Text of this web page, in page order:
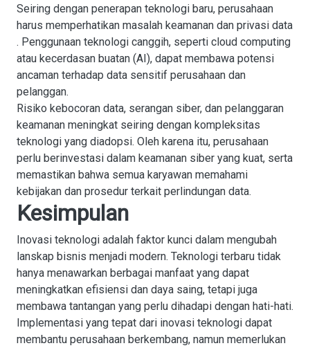
Seiring dengan penerapan teknologi baru, perusahaan
harus memperhatikan masalah keamanan dan privasi data
. Penggunaan teknologi canggih, seperti cloud computing
atau kecerdasan buatan (AI), dapat membawa potensi
ancaman terhadap data sensitif perusahaan dan
pelanggan.
Risiko kebocoran data, serangan siber, dan pelanggaran
keamanan meningkat seiring dengan kompleksitas
teknologi yang diadopsi. Oleh karena itu, perusahaan
perlu berinvestasi dalam keamanan siber yang kuat, serta
memastikan bahwa semua karyawan memahami
kebijakan dan prosedur terkait perlindungan data.
Kesimpulan
Inovasi teknologi adalah faktor kunci dalam mengubah
lanskap bisnis menjadi modern. Teknologi terbaru tidak
hanya menawarkan berbagai manfaat yang dapat
meningkatkan efisiensi dan daya saing, tetapi juga
membawa tantangan yang perlu dihadapi dengan hati-hati.
Implementasi yang tepat dari inovasi teknologi dapat
membantu perusahaan berkembang, namun memerlukan